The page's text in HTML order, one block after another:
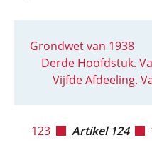
Grondwet van 1938
Derde Hoofdstuk.
Vijfde Afdeeling.
123 Artikel 124